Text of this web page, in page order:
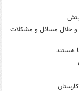
و حلال مسائل و مشکلات
هستند